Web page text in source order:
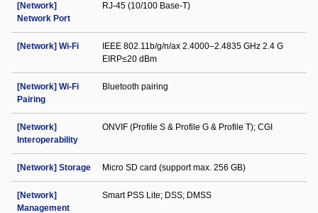
[Network]
Network Port
RJ-45 (10/100 Base-T)
[Network] Wi-Fi
IEEE 802.11b/g/n/ax 2.4000–2.4835 GHz 2.4 G
EIRP≤20 dBm
[Network] Wi-Fi
Pairing
Bluetooth pairing
[Network]
Interoperability
ONVIF (Profile S & Profile G & Profile T); CGI
[Network] Storage Micro SD card (support max. 256 GB)
[Network]
Management
Smart PSS Lite; DSS; DMSS